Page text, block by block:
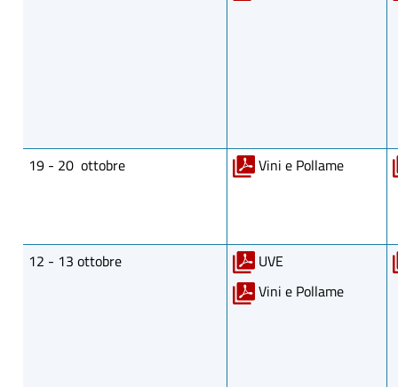
19 - 20 ottobre Vini e Pollame
12 - 13 ottobre
UVE
Vini e Pollame